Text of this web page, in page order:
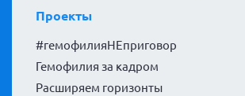
Проекты
#гемофилияНЕприговор
Гемофилия за кадром
Расширяем горизонты